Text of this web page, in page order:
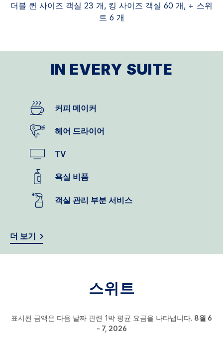
더블 퀸 사이즈 객실 23 개, 킹 사이즈 객실 60 개, + 스위
트 6 개
IN EVERY SUITE
커피 메이커
헤어 드라이어
TV
욕실 비품
객실 관리 부분 서비스
더 보기
스위트
표시된 금액은 다음 날짜 관련 1박 평균 요금을 나타냅니다. 8월 6
- 7, 2026